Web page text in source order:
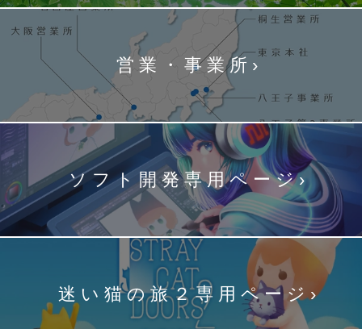
営業・事業所
ソフト開発専用ページ
迷い猫の旅２専用ページ